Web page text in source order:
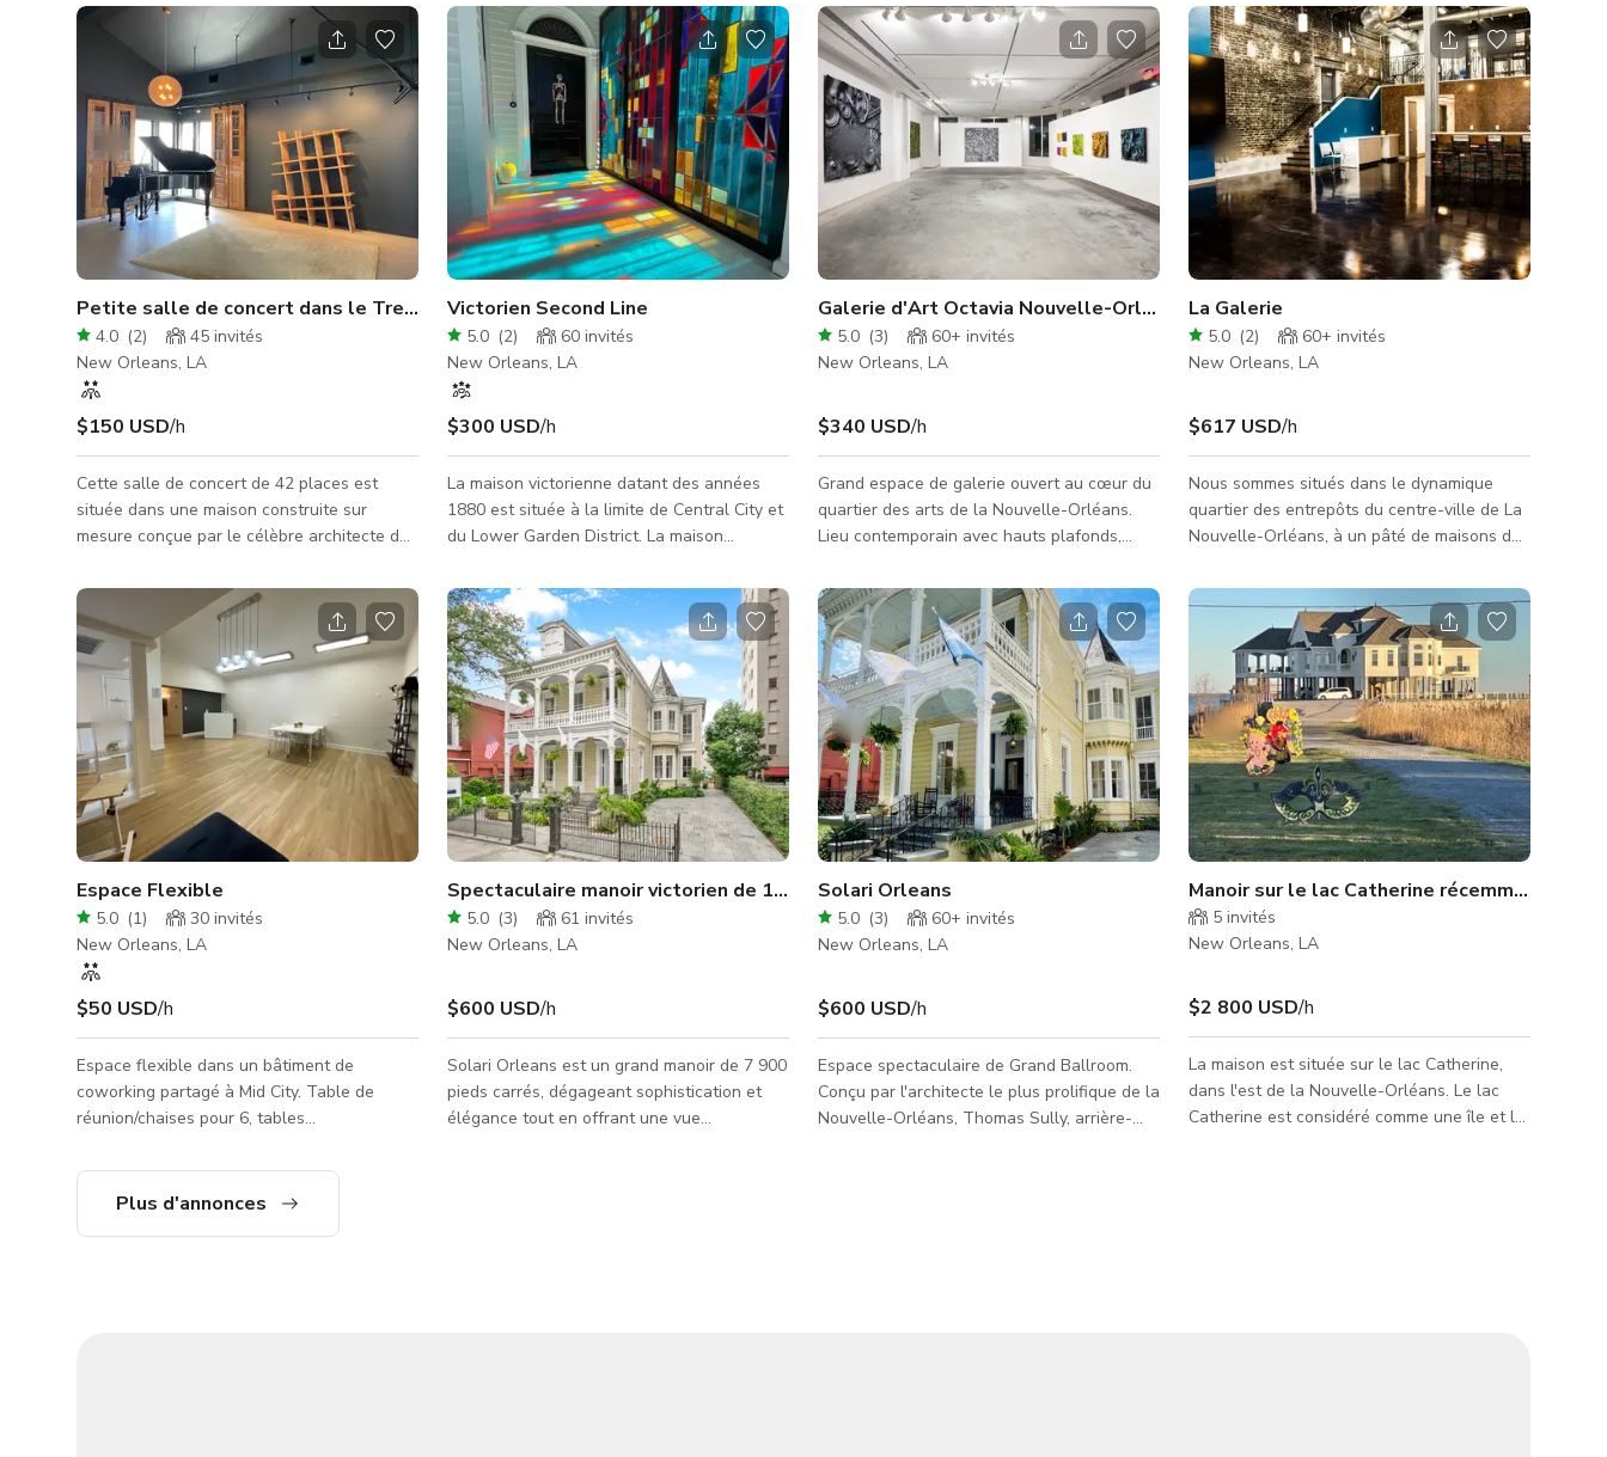
prochain tournage ou séance photo à la
magnifique maison principale Creole
Cottage, où les séjours de nuit sont
possibles pour au moins trois nuits. Avec
une esthétique éclectique et moderne-
industrielle-chic, le plan ouvert offre une
multitude de configurations de tournage
disponibles. De hauts plafonds, des poutres
appar
allant de l'Art déco et Memphis à la maison
de jeu de Pee Wee. La maison présente des
couleurs audacieuses, des lustres en chaîne
et une variété de meubles sur mesure, tels
qu'un lit inspiré d'une baignoire carrelée, et
un jardin surréaliste peint pour ressembler à
une immense piscine à la David Hockney.
vos projets pour des publicités télévisées,
clips musicaux, contenu pour les réseaux
sociaux, et bien plus encore. N'hésitez pas à
demander à l'hôte la disponibilité de
l'espace. RÉSERVEZ MAINTENANT VIA
GIGGSTER !
Petite salle de concert dans le Treme
4.0 (2) 45 invités
New Orleans, LA
$150 USD/h
Cette salle de concert de 42 places est
située dans une maison construite sur
mesure conçue par le célèbre architecte de
dispose d'un piano Steinway, d'une
configuration flexible des sièges, et est
idéalement adaptée à la musique
acoustique. Le propriétaire est un
violoncelliste classique et organise une
série de concerts mensuels. Elle a été louée
pour d'autres fonctions telles que des
réunions, des fêtes d'anniversaire et des
tournages com
Victorien Second Line
5.0 (2) 60 invités
New Orleans, LA
$300 USD/h
La maison victorienne datant des années
1880 est située à la limite de Central City et
du Lower Garden District. La maison
accessible à pied au tramway, aux second
lines, aux défilés, aux hôtels et aux
restaurants. Découvrez un lieu artistique
disponible pour le Super Bowl, les défilés de
Mardi Gras, les second lines, les séances
photo, la production cinématographique, les
fêtes privées, les réunions, les activations
de marque, les mariages e
Galerie d'Art Octavia Nouvelle-Orléans
5.0 (3) 60+ invités
New Orleans, LA
$340 USD/h
Grand espace de galerie ouvert au cœur du
quartier des arts de la Nouvelle-Orléans.
Lieu contemporain avec hauts plafonds,
pieds carrés d'espace avec kitchenette et
salle de bain.
La Galerie
5.0 (2) 60+ invités
New Orleans, LA
$617 USD/h
Nous sommes situés dans le dynamique
quartier des entrepôts du centre-ville de La
Nouvelle-Orléans, à un pâté de maisons du
mondiale. L'espace événementiel Galerie est
idéal pour tout, des séances photo/film,
réceptions d'entreprise, ateliers,
événements festifs et expositions d'art.
Ajoutez nos salles de conférence, bureaux
privés et espace cuisine et les possibilités
sont infinies ! Vous adorerez notre plan
ouvert avec hauts plafonds, une m
Espace Flexible
5.0 (1) 30 invités
New Orleans, LA
$50 USD/h
Espace flexible dans un bâtiment de
coworking partagé à Mid City. Table de
réunion/chaises pour 6, tables
TV intelligente, espace lounge, wifi.
Kitchenette et demi-salle de bain partagées
Spectaculaire manoir victorien de 1886 à la Nouvelle-Orléans
5.0 (3) 61 invités
New Orleans, LA
$600 USD/h
Solari Orleans est un grand manoir de 7 900
pieds carrés, dégageant sophistication et
élégance tout en offrant une vue
Solari Orleans
5.0 (3) 60+ invités
New Orleans, LA
$600 USD/h
Espace spectaculaire de Grand Ballroom.
Conçu par l'architecte le plus prolifique de la
Nouvelle-Orléans, Thomas Sully, arrière-
Manoir sur le lac Catherine récemment
5 invités
New Orleans, LA
$2 800 USD/h
La maison est située sur le lac Catherine,
dans l'est de la Nouvelle-Orléans. Le lac
Catherine est considéré comme une île et la
Plus d'annonces